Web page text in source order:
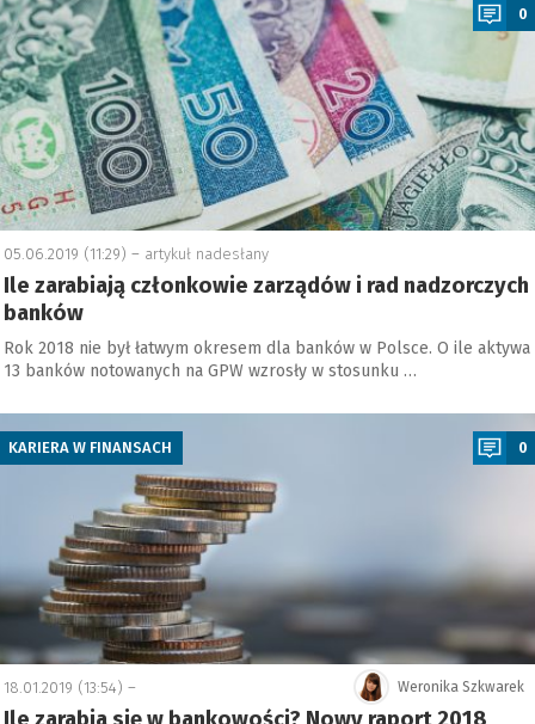
0
05.06.2019 (11:29) – artykuł nadesłany
Ile zarabiają członkowie zarządów i rad nadzorczych
banków
Rok 2018 nie był łatwym okresem dla banków w Polsce. O ile aktywa
13 banków notowanych na GPW wzrosły w stosunku …
NASZ NEWS
KARIERA W FINANSACH 0
Weronika Szkwarek
18.01.2019 (13:54) –